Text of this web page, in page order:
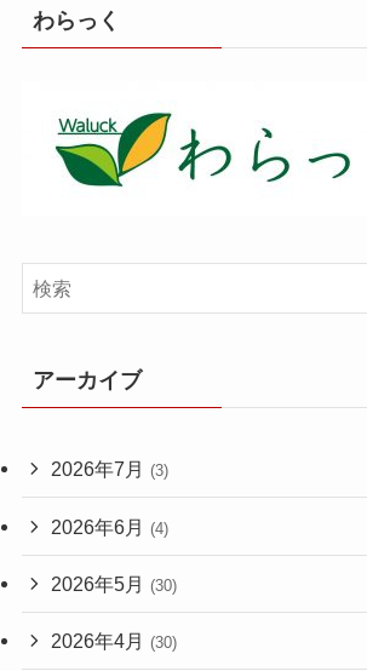
わらっく
アーカイブ
2026年7月 (3)
2026年6月 (4)
2026年5月 (30)
2026年4月 (30)